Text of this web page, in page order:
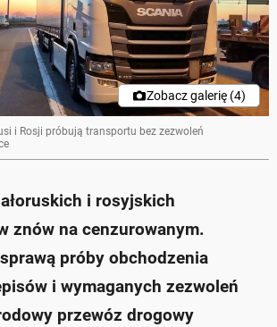
Zobacz galerię (4)
i Rosji próbują transportu bez zezwoleń
i rosyjskich
znów na cenzurowanym.
próby obchodzenia
i wymaganych zezwoleń
przewóz drogowy